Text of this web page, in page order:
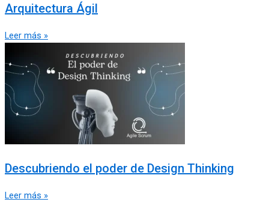
Arquitectura Ágil
Leer más »
Descubriendo el poder de Design Thinking
Leer más »